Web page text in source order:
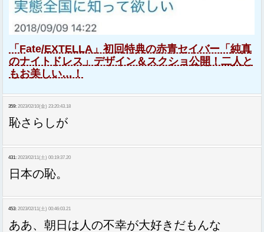
「Fate/EXTELLA」初回特典の赤青セイバー「純真
のナイトドレス」デザイン＆スクショ公開！二人と
もお美しい…！
359: 2023/02/10(金) 23:20:43.18
恥さらしが
431: 2023/02/11(土) 00:19:37.20
日本の恥。
453: 2023/02/11(土) 00:46:03.21
ああ、朝日は人の不幸が大好きだもんな